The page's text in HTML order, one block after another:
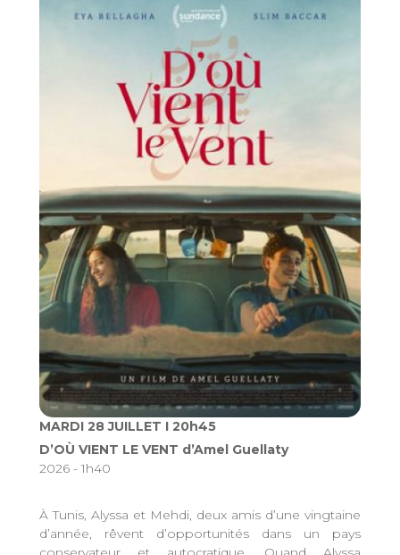
MARDI 28 JUILLET I 20h45
D’OÙ VIENT LE VENT d’Amel Guellaty
2026 - 1h40
À Tunis, Alyssa et Mehdi, deux amis d’une vingtaine
d’année, rêvent d’opportunités dans un pays